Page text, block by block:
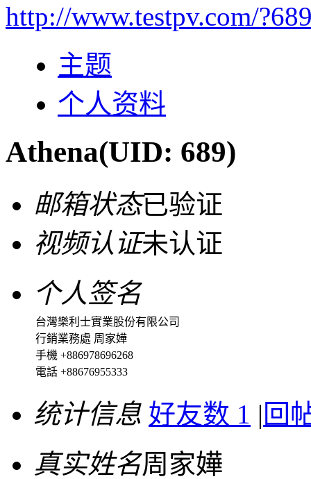
http://www.testpv.com/
主题
个人资料
Athena(UID: 689)
邮箱状态已验证
视频认证未认证
个人签名
台灣樂利士實業股份有限公司
行銷業務處 周家嬅
手機 +886978696268
電話 +88676955333
统计信息 好友数 1 | 回
真实姓名周家嬅